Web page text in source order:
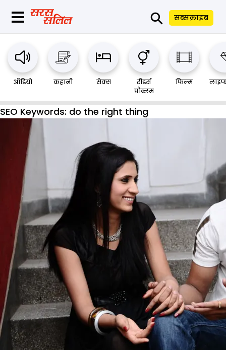
⚲ सब्सक्राइब
ऑडियो कहानी सेक्स
रीडर्स
प्रौब्लम
फिल्म
SEO Keywords: do the right thing